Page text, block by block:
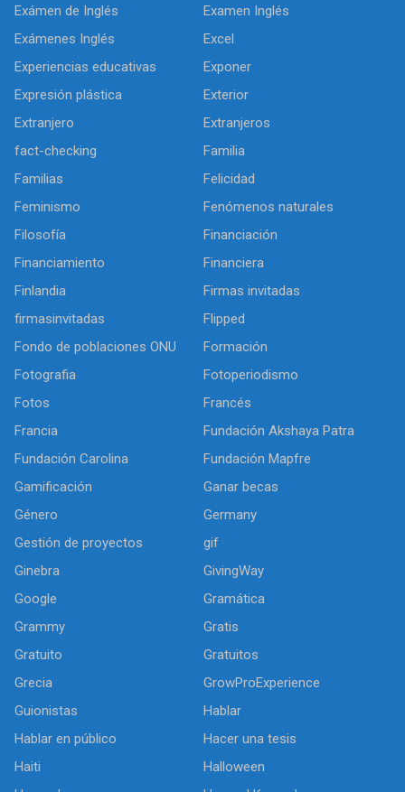
Exámen de Inglés
Examen Inglés
Exámenes Inglés
Excel
Experiencias educativas
Exponer
Expresión plástica
Exterior
Extranjero
Extranjeros
fact-checking
Familia
Familias
Felicidad
Feminismo
Fenómenos naturales
Filosofía
Financiación
Financiamiento
Financiera
Finlandia
Firmas invitadas
firmasinvitadas
Flipped
Fondo de poblaciones ONU
Formación
Fotografia
Fotoperiodismo
Fotos
Francés
Francia
Fundación Akshaya Patra
Fundación Carolina
Fundación Mapfre
Gamificación
Ganar becas
Género
Germany
Gestión de proyectos
gif
Ginebra
GivingWay
Google
Gramática
Grammy
Gratis
Gratuito
Gratuitos
Grecia
GrowProExperience
Guionistas
Hablar
Hablar en público
Hacer una tesis
Haiti
Halloween